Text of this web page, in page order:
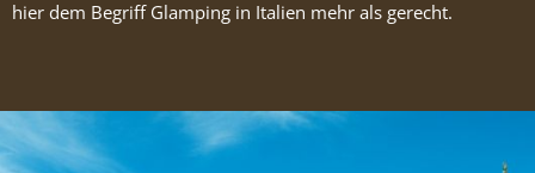
hier dem Begriff Glamping in Italien mehr als gerecht.